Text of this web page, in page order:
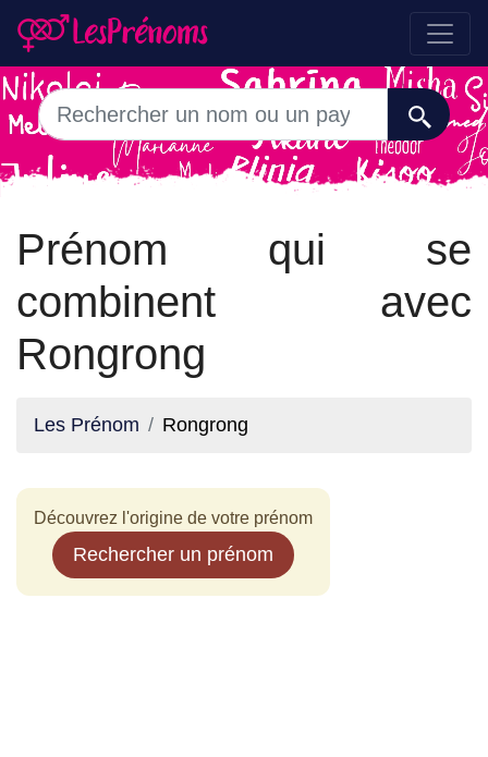
Prénom qui se
combinent avec
Rongrong
Les Prénom Rongrong
Découvrez l'origine de votre prénom
Rechercher un prénom